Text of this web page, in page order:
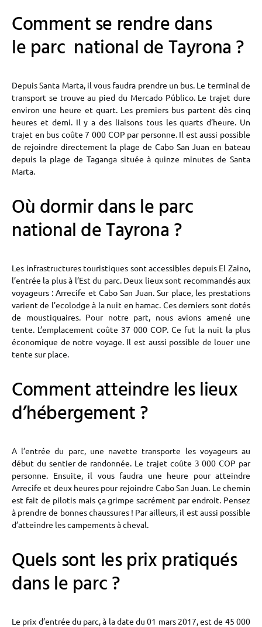
Comment se rendre dans
le parc national de Tayrona ?
Depuis Santa Marta, il vous faudra prendre un bus. Le terminal de
transport se trouve au pied du Mercado Público. Le trajet dure
environ une heure et quart. Les premiers bus partent dès cinq
heures et demi. Il y a des liaisons tous les quarts d’heure. Un
trajet en bus coûte 7 000 COP par personne. Il est aussi possible
de rejoindre directement la plage de Cabo San Juan en bateau
depuis la plage de Taganga située à quinze minutes de Santa
Marta.
Où dormir dans le parc
national de Tayrona ?
Les infrastructures touristiques sont accessibles depuis El Zaino,
l’entrée la plus à l’Est du parc. Deux lieux sont recommandés aux
voyageurs : Arrecife et Cabo San Juan. Sur place, les prestations
varient de l’ecolodge à la nuit en hamac. Ces derniers sont dotés
de moustiquaires. Pour notre part, nous avions amené une
tente. L’emplacement coûte 37 000 COP. Ce fut la nuit la plus
économique de notre voyage. Il est aussi possible de louer une
tente sur place.
Comment atteindre les lieux
d’hébergement ?
A l’entrée du parc, une navette transporte les voyageurs au
début du sentier de randonnée. Le trajet coûte 3 000 COP par
personne. Ensuite, il vous faudra une heure pour atteindre
Arrecife et deux heures pour rejoindre Cabo San Juan. Le chemin
est fait de pilotis mais ça grimpe sacrément par endroit. Pensez
à prendre de bonnes chaussures ! Par ailleurs, il est aussi possible
d’atteindre les campements à cheval.
Quels sont les prix pratiqués
dans le parc ?
Le prix d’entrée du parc, à la date du 01 mars 2017, est de 45 000